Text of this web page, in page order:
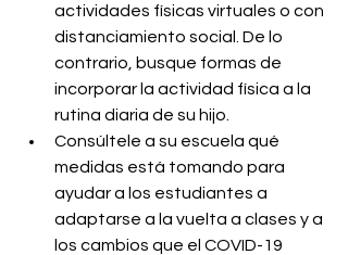
actividades físicas virtuales o con
distanciamiento social. De lo
contrario, busque formas de
incorporar la actividad física a la
rutina diaria de su hijo.
Consúltele a su escuela qué
medidas está tomando para
ayudar a los estudiantes a
adaptarse a la vuelta a clases y a
los cambios que el COVID-19